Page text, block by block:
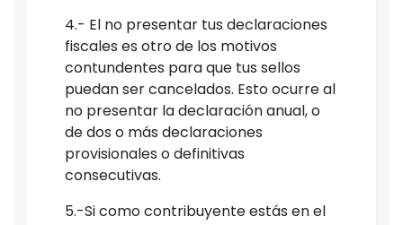
4.- El no presentar tus declaraciones
fiscales es otro de los motivos
contundentes para que tus sellos
puedan ser cancelados. Esto ocurre al
no presentar la declaración anual, o
de dos o más declaraciones
provisionales o definitivas
consecutivas.
5.-Si como contribuyente estás en el